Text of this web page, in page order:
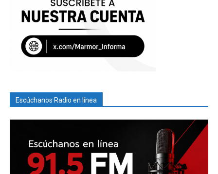
Escúchanos Radio en línea